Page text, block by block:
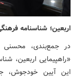
اربعین؛ شناسنامه
در جمع‌بندی، محسنی
«راهپیمایی اربعین،
این آیین خودجوش،